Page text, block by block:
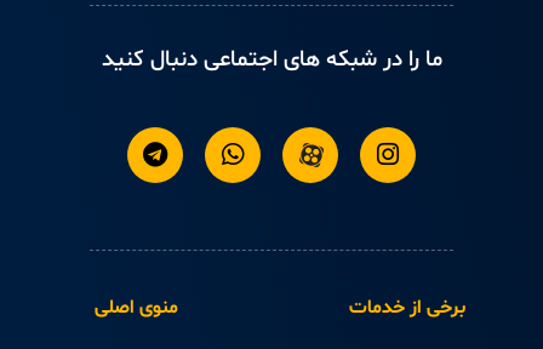
منوی اصلی برخی از خدمات
ما را در شبکه های اجتماعی دنبال کنید